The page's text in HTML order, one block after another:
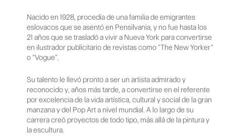
Nacido en 1928, procedía de una familia de emigrantes
eslovacos que se asentó en Pensilvania, y no fue hasta los
21 años que se trasladó a vivir a Nueva York para convertirse
en ilustrador publicitario de revistas como “The New Yorker“
o “Vogue“.
Su talento le llevó pronto a ser un artista admirado y
reconocido y, años más tarde, a convertirse en el referente
por excelencia de la vida artística, cultural y social de la gran
manzana y del Pop Art a nivel mundial. A lo largo de su
carrera creó proyectos de todo tipo, más allá de la pintura y
la escultura.